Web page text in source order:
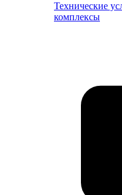
Технические
комплексы